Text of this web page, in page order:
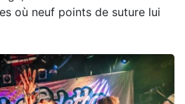
où neuf points de suture lui